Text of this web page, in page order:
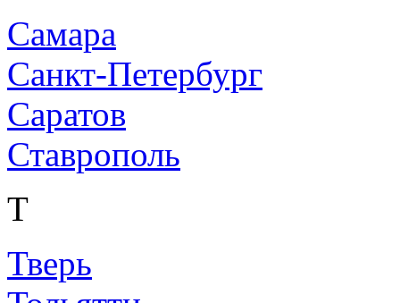
Самара
Санкт-Петербург
Саратов
Ставрополь
Т
Тверь